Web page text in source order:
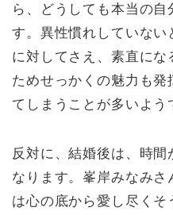
ら、どうしても本当の
す。異性慣れしていない
に対してさえ、素直に
ためせっかくの魅力も発
てしまうことが多いよう
反対に、結婚後は、時
なります。峯岸みなみ
は心の底から愛し尽く